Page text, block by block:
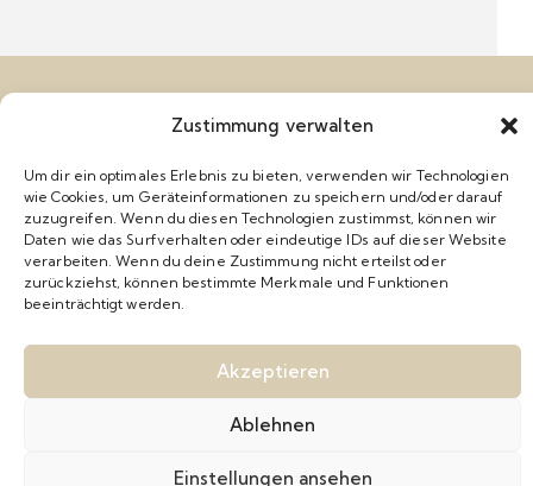
Zustimmung verwalten
Um dir ein optimales Erlebnis zu bieten, verwenden wir Technologien
wie Cookies, um Geräteinformationen zu speichern und/oder darauf
zuzugreifen. Wenn du diesen Technologien zustimmst, können wir
Daten wie das Surfverhalten oder eindeutige IDs auf dieser Website
verarbeiten. Wenn du deine Zustimmung nicht erteilst oder
zurückziehst, können bestimmte Merkmale und Funktionen
beeinträchtigt werden.
Akzeptieren
Ablehnen
Einstellungen ansehen
myfitness – mehr als nur ein
Fitnessclub